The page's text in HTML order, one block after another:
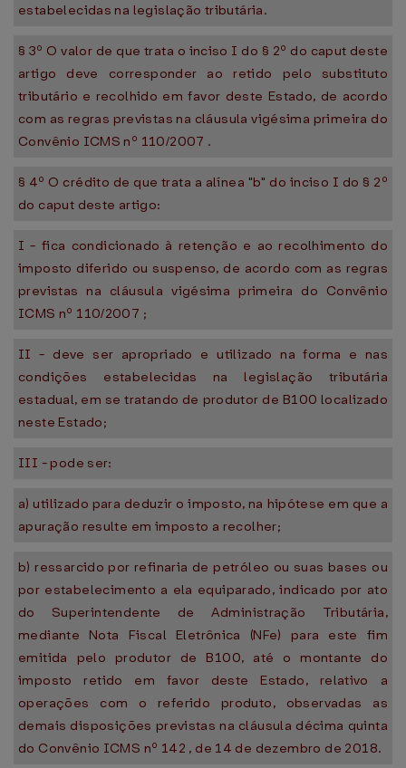
estabelecidas na legislação tributária.
§ 3º O valor de que trata o inciso I do § 2º do caput deste
artigo deve corresponder ao retido pelo substituto
tributário e recolhido em favor deste Estado, de acordo
com as regras previstas na cláusula vigésima primeira do
Convênio ICMS nº 110/2007 .
§ 4º O crédito de que trata a alínea "b" do inciso I do § 2º
do caput deste artigo:
I - fica condicionado à retenção e ao recolhimento do
imposto diferido ou suspenso, de acordo com as regras
previstas na cláusula vigésima primeira do Convênio
ICMS nº 110/2007 ;
II - deve ser apropriado e utilizado na forma e nas
condições estabelecidas na legislação tributária
estadual, em se tratando de produtor de B100 localizado
neste Estado;
III - pode ser:
a) utilizado para deduzir o imposto, na hipótese em que a
apuração resulte em imposto a recolher;
b) ressarcido por refinaria de petróleo ou suas bases ou
por estabelecimento a ela equiparado, indicado por ato
do Superintendente de Administração Tributária,
mediante Nota Fiscal Eletrônica (NFe) para este fim
emitida pelo produtor de B100, até o montante do
imposto retido em favor deste Estado, relativo a
operações com o referido produto, observadas as
demais disposições previstas na cláusula décima quinta
do Convênio ICMS nº 142 , de 14 de dezembro de 2018.